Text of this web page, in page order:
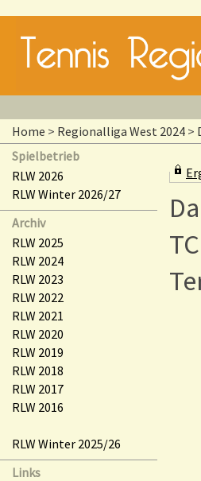
Home > Regionalliga West 2024 >
Spielbetrieb
RLW 2026
RLW Winter 2026/27
Archiv
RLW 2025
RLW 2024
RLW 2023
RLW 2022
RLW 2021
RLW 2020
RLW 2019
RLW 2018
RLW 2017
RLW 2016
RLW Winter 2025/26
Links